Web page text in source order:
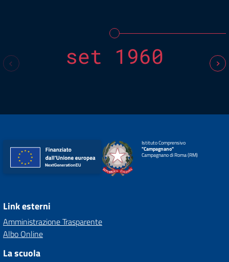
set 1960
Istituto Comprensivo
"Campagnano"
Campagnano di Roma (RM)
Link esterni
Amministrazione Trasparente
Albo Online
La scuola